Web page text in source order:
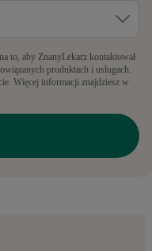
to, aby ZnanyLekarz kontaktował
produktach i usługach.
Więcej informacji znajdziesz w